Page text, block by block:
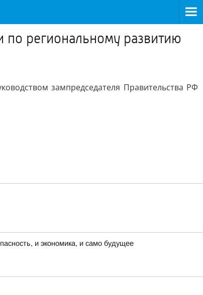
по региональному развитию
зампредседателя Правительства РФ
и экономика, и само будущее